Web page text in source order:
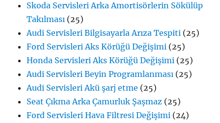
Skoda Servisleri Arka Amortisörlerin Sökülüp
Takılması (25)
Audi Servisleri Bilgisayarla Arıza Tespiti (25)
Ford Servisleri Aks Körüğü Değişimi (25)
Honda Servisleri Aks Körüğü Değişimi (25)
Audi Servisleri Beyin Programlanması (25)
Audi Servisleri Akü şarj etme (25)
Seat Çıkma Arka Çamurluk Şaşmaz (25)
Ford Servisleri Hava Filtresi Değişimi (24)